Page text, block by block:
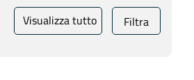
Visualizza tutto Filtra